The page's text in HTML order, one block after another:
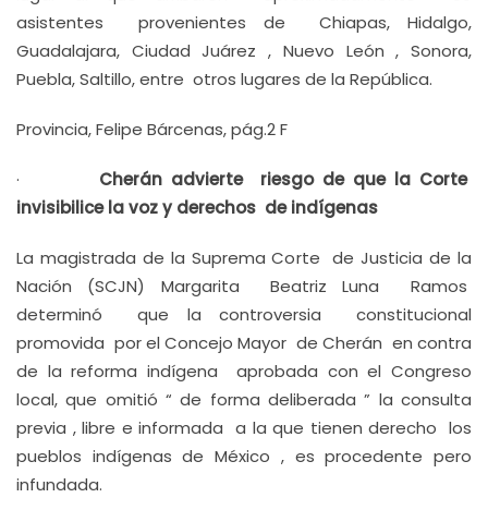
asistentes provenientes de Chiapas, Hidalgo,
Guadalajara, Ciudad Juárez , Nuevo León , Sonora,
Puebla, Saltillo, entre otros lugares de la República.
Provincia, Felipe Bárcenas, pág.2 F
· Cherán advierte riesgo de que la Corte
invisibilice la voz y derechos de indígenas
La magistrada de la Suprema Corte de Justicia de la
Nación (SCJN) Margarita Beatriz Luna Ramos
determinó que la controversia constitucional
promovida por el Concejo Mayor de Cherán en contra
de la reforma indígena aprobada con el Congreso
local, que omitió “ de forma deliberada ” la consulta
previa , libre e informada a la que tienen derecho los
pueblos indígenas de México , es procedente pero
infundada.